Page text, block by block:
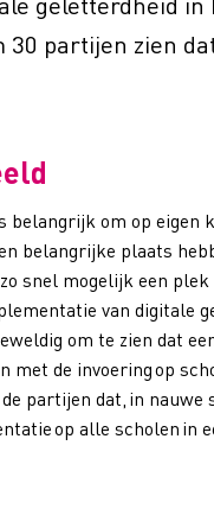
30 partijen zien
belangrijk om op
belangrijke plaats
snel mogelijk een
van digitale
om te zien dat
met de invoering op
partijen dat, in
op alle scholen in